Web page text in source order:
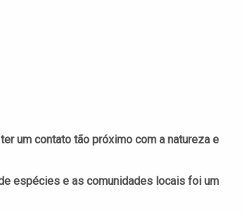
um contato tão próximo com a natureza e
espécies e as comunidades locais foi um